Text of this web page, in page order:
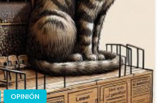
OPINIÓN